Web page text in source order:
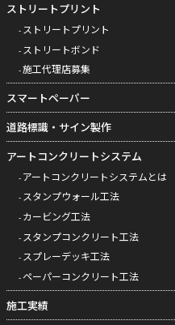
ストリートプリント
ストリートプリント
ストリートボンド
施工代理店募集
スマートペーパー
道路標識・サイン製作
アートコンクリートシステム
アートコンクリートシステムとは
スタンプウォール工法
カービング工法
スタンプコンクリート工法
スプレーデッキ工法
ペーパーコンクリート工法
施工実績